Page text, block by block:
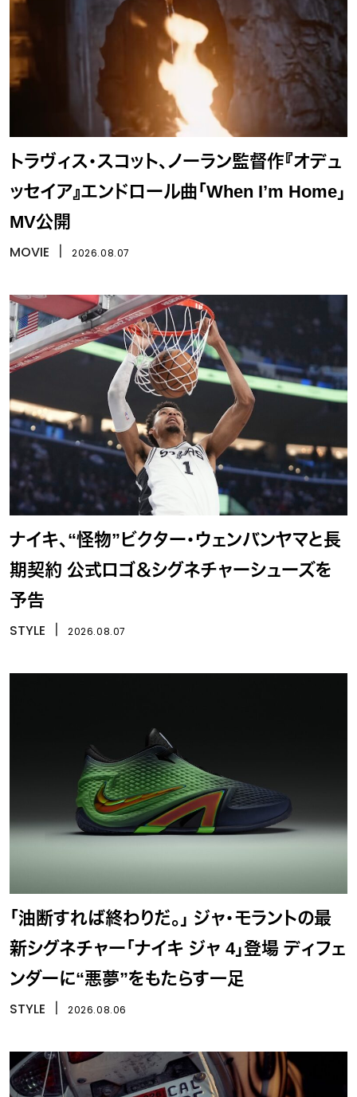
トラヴィス・スコット、ノーラン監督作『オデュ
ッセイア』エンドロール曲「When I’m Home」
MV公開
MOVIE 2026.08.07
ナイキ、“怪物”ビクター・ウェンバンヤマと長
期契約 公式ロゴ＆シグネチャーシューズを
予告
STYLE 2026.08.07
「油断すれば終わりだ。」 ジャ・モラントの最
新シグネチャー「ナイキ ジャ 4」登場 ディフェ
ンダーに“悪夢”をもたらす一足
STYLE 2026.08.06